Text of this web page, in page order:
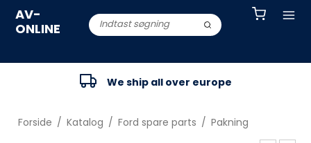
AV-
ONLINE
We ship all over europe
Forside / Katalog / Ford spare parts / Pakning